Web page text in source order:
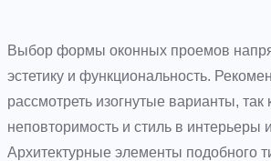
Выбор формы оконных проемов
эстетику и функциональность.
рассмотреть изогнутые варианты,
неповторимость и стиль в интерьеры
Архитектурные элементы подобного